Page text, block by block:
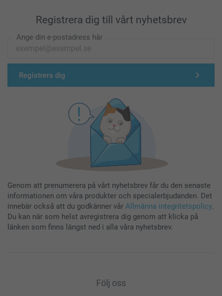
Registrera dig till vårt nyhetsbrev
Ange din e-postadress här
Registrera dig
Genom att prenumerera på vårt nyhetsbrev får du den senaste
informationen om våra produkter och specialerbjudanden. Det
innebär också att du godkänner vår Allmänna integritetspolicy.
Du kan när som helst avregistrera dig genom att klicka på
länken som finns längst ned i alla våra nyhetsbrev.
Följ oss